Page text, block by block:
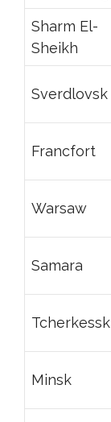
Sharm El-
Sheikh
Sverdlovsk
Francfort
Warsaw
Samara
Tcherkessk
Minsk